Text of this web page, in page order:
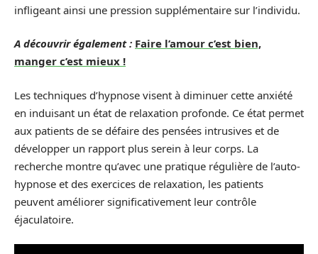
infligeant ainsi une pression supplémentaire sur l’individu.
A découvrir également : Faire l’amour c’est bien,
manger c’est mieux !
Les techniques d’hypnose visent à diminuer cette anxiété
en induisant un état de relaxation profonde. Ce état permet
aux patients de se défaire des pensées intrusives et de
développer un rapport plus serein à leur corps. La
recherche montre qu’avec une pratique régulière de l’auto-
hypnose et des exercices de relaxation, les patients
peuvent améliorer significativement leur contrôle
éjaculatoire.